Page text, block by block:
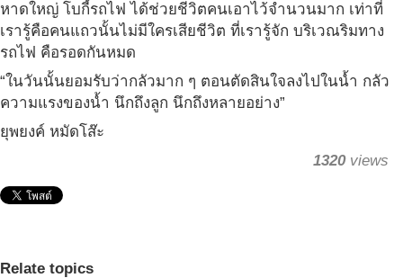
หาดใหญ่ โบกี้รถไฟ ได้ช่วยชีวิตคนเอาไว้จำนวนมาก เท่าที่
เรารู้คือคนแถวนั้นไม่มีใครเสียชีวิต ที่เรารู้จัก บริเวณริมทาง
รถไฟ คือรอดกันหมด
“ในวันนั้นยอมรับว่ากลัวมาก ๆ ตอนตัดสินใจลงไปในน้ำ กลัว
ความแรงของน้ำ นึกถึงลูก นึกถึงหลายอย่าง”
ยุพยงค์ หมัดโส๊ะ
1320views
Relate topics